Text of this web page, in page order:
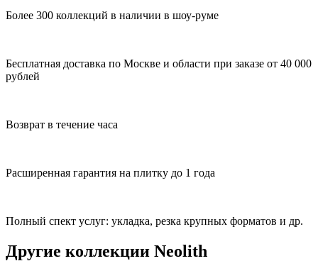
Более 300 коллекций в наличии в шоу-руме
Бесплатная доставка по Москве и области при заказе от 40 000
рублей
Возврат в течение часа
Расширенная гарантия на плитку до 1 года
Полный спект услуг: укладка, резка крупных форматов и др.
Другие коллекции Neolith